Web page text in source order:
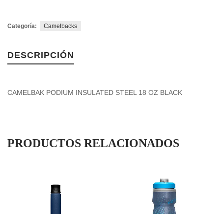
Categoría: Camelbacks
DESCRIPCIÓN
CAMELBAK PODIUM INSULATED STEEL 18 OZ BLACK
PRODUCTOS RELACIONADOS